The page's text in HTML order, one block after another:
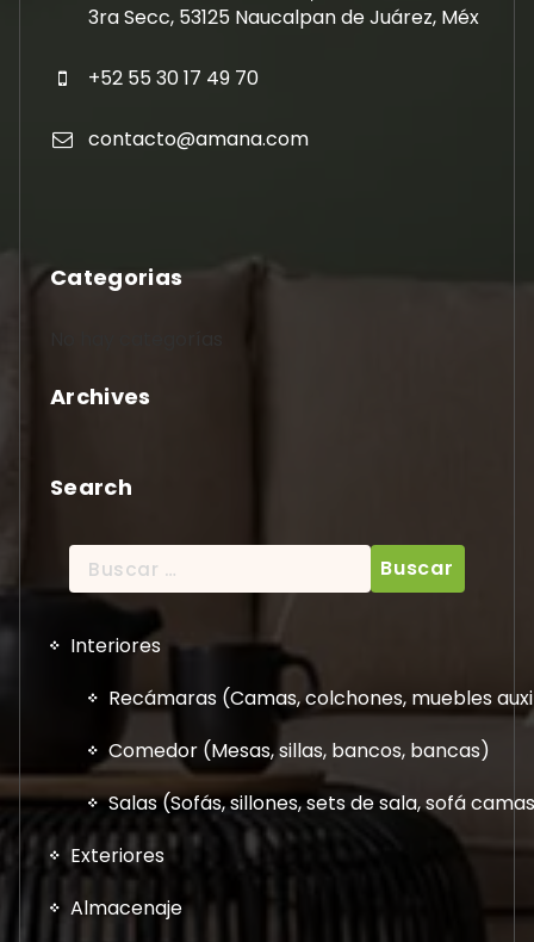
3ra Secc, 53125 Naucalpan de Juárez, Méx
+52 55 30 17 49 70
contacto@amana.com
Categorias
Archives
Search
Buscar:
Interiores
Recámaras (Camas, colchones, muebles
Comedor (Mesas, sillas, bancos, bancas)
Salas (Sofás, sillones, sets de sala, sofá
Exteriores
Almacenaje